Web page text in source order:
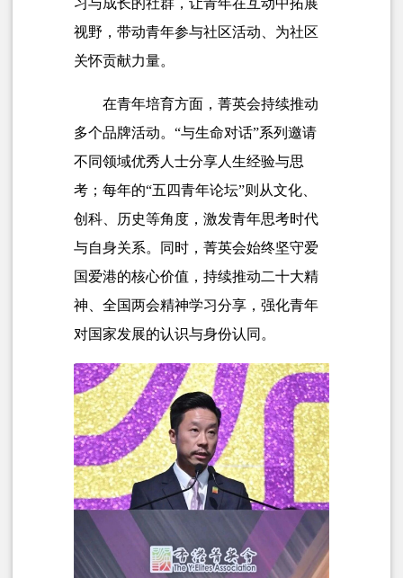
习与成长的社群，让青年在互动中拓展
视野，带动青年参与社区活动、为社区
关怀贡献力量。
在青年培育方面，菁英会持续推动
多个品牌活动。“与生命对话”系列邀请
不同领域优秀人士分享人生经验与思
考；每年的“五四青年论坛”则从文化、
创科、历史等角度，激发青年思考时代
与自身关系。同时，菁英会始终坚守爱
国爱港的核心价值，持续推动二十大精
神、全国两会精神学习分享，强化青年
对国家发展的认识与身份认同。